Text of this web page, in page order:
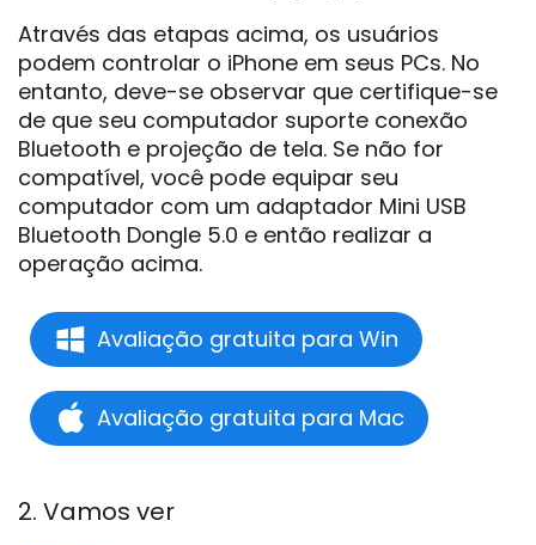
Através das etapas acima, os usuários
podem controlar o iPhone em seus PCs. No
entanto, deve-se observar que certifique-se
de que seu computador suporte conexão
Bluetooth e projeção de tela. Se não for
compatível, você pode equipar seu
computador com um adaptador Mini USB
Bluetooth Dongle 5.0 e então realizar a
operação acima.
Avaliação gratuita para Win
Avaliação gratuita para Mac
2. Vamos ver